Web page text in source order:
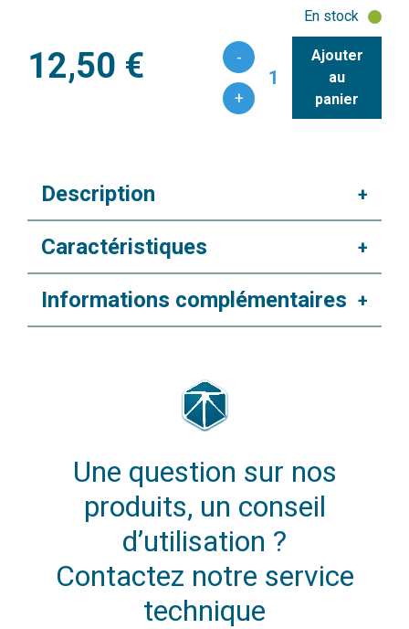
12,50 €
En stock
Ajouter
au
panier
-
+
1
Description +
Caractéristiques +
Informations complémentaires +
Une question sur nos
produits, un conseil
d’utilisation ?
Contactez notre service
technique